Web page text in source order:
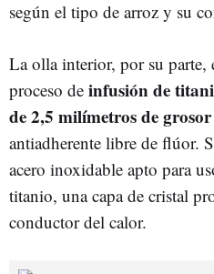
según el tipo de arroz y su
La olla interior, por su parte,
proceso de infusión de
de2,5 milímetros de grosor
antiadherente libre de flúor.
acero inoxidable apto para
titanio, una capa de cristal
conductor del calor.